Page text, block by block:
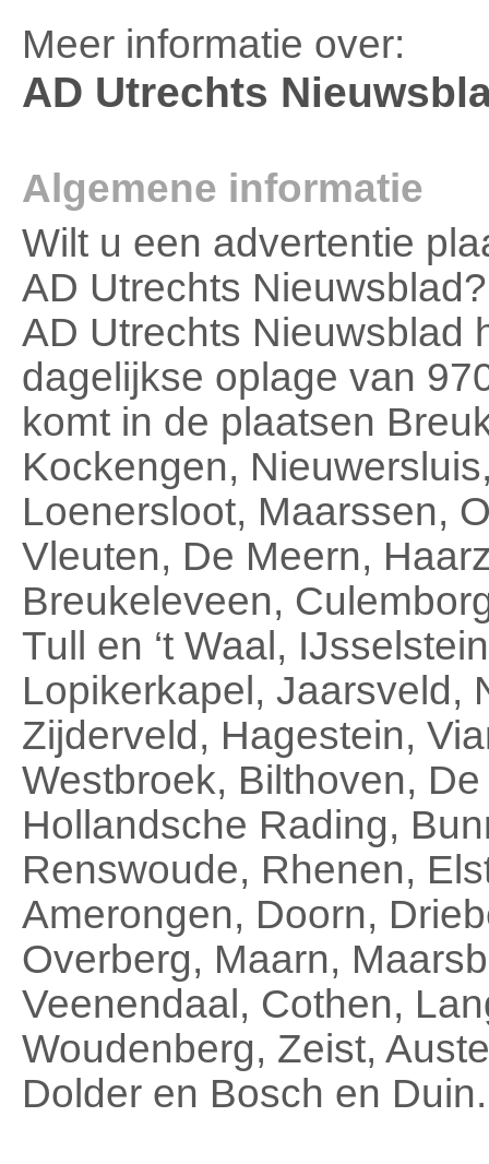
Meer informatie over:
AD Utrechts
Algemene informatie
Wilt u een advertentie
AD Utrechts
AD Utrechts Nieuwsblad
dagelijkse oplage van
komt in de plaatsen
Kockengen,
Loenersloot, Maarssen,
Vleuten, De Meern,
Breukeleveen,
Tull en ‘t Waal,
Lopikerkapel, Jaarsveld,
Zijderveld, Hagestein,
Westbroek, Bilthoven,
Hollandsche Rading,
Renswoude, Rhenen,
Amerongen, Doorn,
Overberg, Maarn,
Veenendaal, Cothen,
Woudenberg, Zeist,
Dolder en Bosch en Duin.